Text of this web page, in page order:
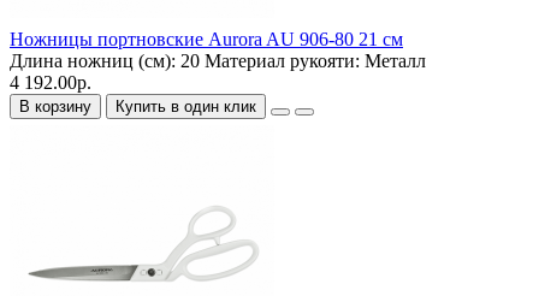
Ножницы портновские Aurora AU 906-80 21 см
Длина ножниц (см): 20 Материал рукояти: Металл
4 192.00р.
В корзину Купить в один клик